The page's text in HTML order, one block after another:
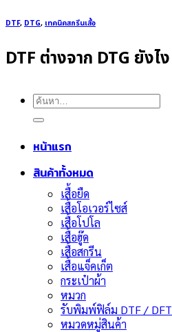
ค้นหา:
หน้าแรก
สินค้าทั้งหมด
เสื้อยืด
เสื้อโอเวอร์ไซส์
เสื้อโปโล
เสื้อฮู๊ด
เสื้อสกรีน
เสื้อแจ็คเก็ต
กระเป๋าผ้า
หมวก
รับพิมพ์ฟิล์ม DTF / DFT
หมวดหมู่สินค้า
DTF, DTG, เทคนิคสกรีนเสื้อ
DTF ต่างจาก DTG ยังไง